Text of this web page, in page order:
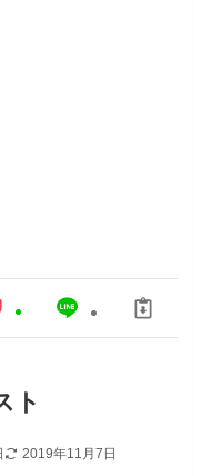
ト
2019年11月7日